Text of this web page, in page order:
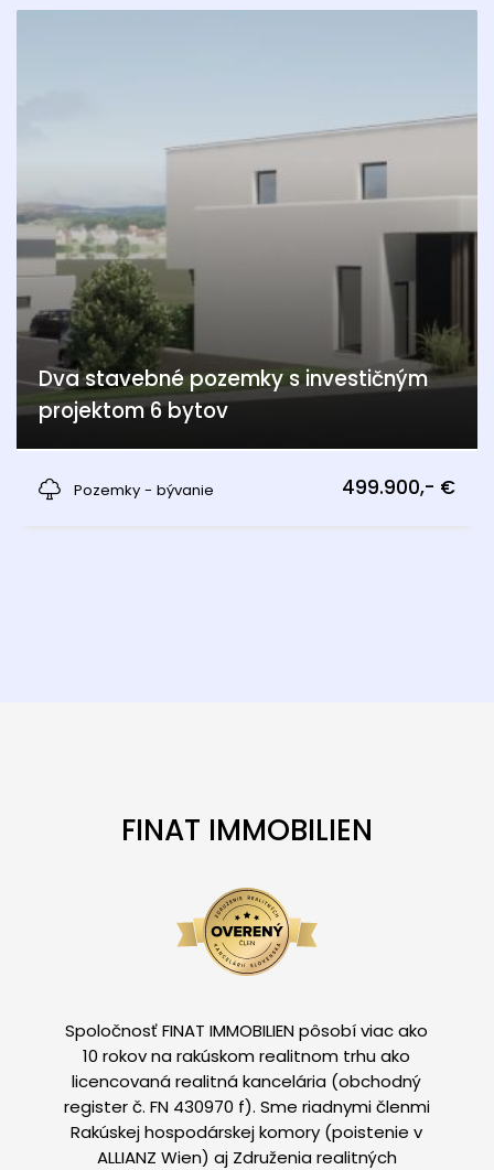
Dva stavebné pozemky s investičným
projektom 6 bytov
Pozemky - bývanie
499.900,- €
FINAT IMMOBILIEN
Spoločnosť FINAT IMMOBILIEN pôsobí viac ako
10 rokov na rakúskom realitnom trhu ako
licencovaná realitná kancelária (obchodný
register č. FN 430970 f). Sme riadnymi členmi
Rakúskej hospodárskej komory (poistenie v
ALLIANZ Wien) aj Združenia realitných